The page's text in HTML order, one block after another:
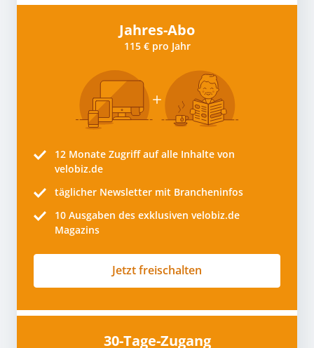
Jahres-Abo
115 € pro Jahr
12 Monate Zugriff auf alle Inhalte von
velobiz.de
täglicher Newsletter mit Brancheninfos
10 Ausgaben des exklusiven velobiz.de
Magazins
Jetzt freischalten
30-Tage-Zugang